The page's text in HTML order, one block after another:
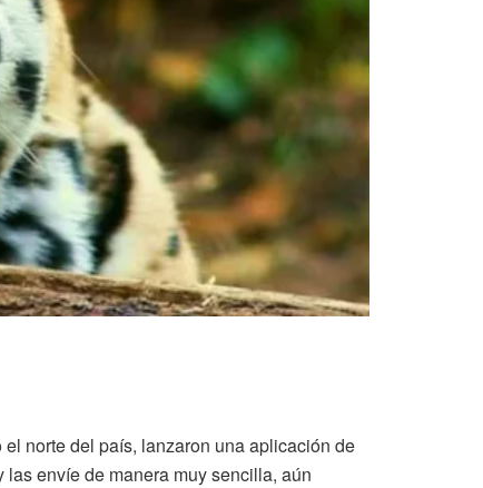
norte del país, lanzaron una aplicación de
envíe de manera muy sencilla, aún